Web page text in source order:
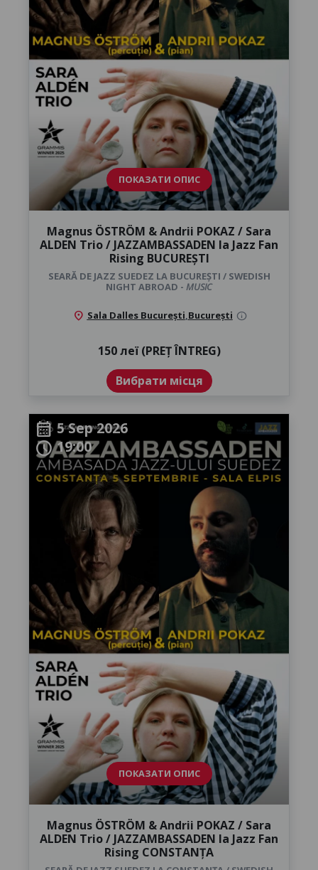
ПОКАЗАТИ ОПИС
Magnus ÖSTRÖM & Andrii POKAZ / Sara
ALDEN Trio / JAZZAMBASSADEN la Jazz Fan
Rising BUCUREȘTI
SEARĂ DE JAZZ SUEDEZ LA BUCUREȘTI / SWEDISH
NIGHT ABROAD - MUSIC
location_on Sala Dalles București,București info
150 леї (PREȚ ÎNTREG)
Вибрати місця
calendar_month5 Sep 2026
schedule19:00
ПОКАЗАТИ ОПИС
Magnus ÖSTRÖM & Andrii POKAZ / Sara
ALDEN Trio / JAZZAMBASSADEN la Jazz Fan
Rising CONSTANȚA